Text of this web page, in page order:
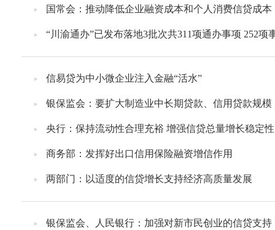
国常会：推动降低企业融资成本和个人消费信贷成本
“川渝通办”已发布落地3批次共311项通办事项 252项
信易贷为中小微企业注入金融“活水”
银保监会：要扩大制造业中长期贷款、信用贷款规模
央行：保持流动性合理充裕 增强信贷总量增长稳定性
商务部：发挥好出口信用保险融资增信作用
两部门：以适度的信贷增长支持经济高质量发展
银保监会、人民银行：加强对新市民创业的信贷支持